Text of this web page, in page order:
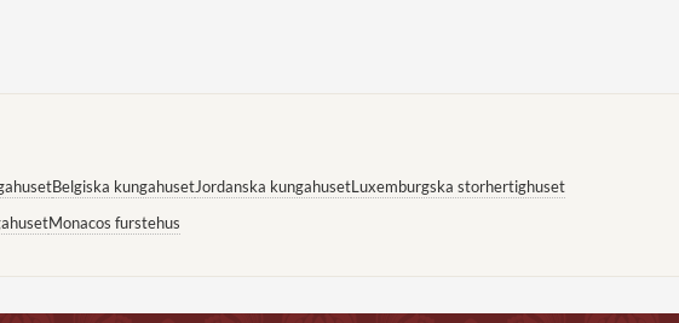
Belgiska kungahusetJordanska kungahusetLuxemburgska storhertighuset
Monacos furstehus